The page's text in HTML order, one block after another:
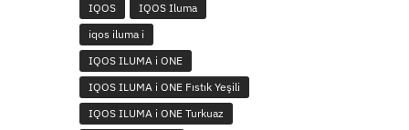
IQOS
IQOS Iluma
iqos iluma i
IQOS ILUMA i ONE
IQOS ILUMA i ONE Fıstık Yeşili
IQOS ILUMA i ONE Turkuaz